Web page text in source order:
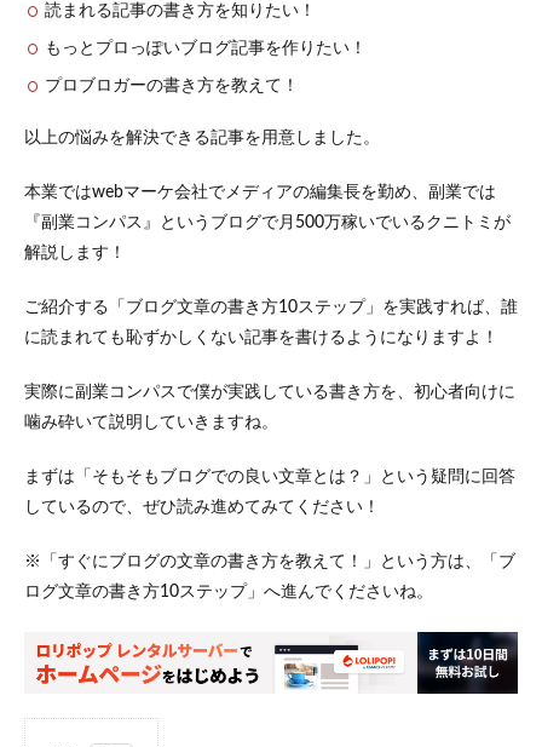
読まれる記事の書き方を知りたい！
もっとプロっぽいブログ記事を作りたい！
プロブロガーの書き方を教えて！
以上の悩みを解決できる記事を用意しました。
本業ではwebマーケ会社でメディアの編集長を勤め、副業では
『副業コンパス』というブログで月500万稼いでいるクニトミが
解説します！
ご紹介する「ブログ文章の書き方10ステップ」を実践すれば、誰
に読まれても恥ずかしくない記事を書けるようになりますよ！
実際に副業コンパスで僕が実践している書き方を、初心者向けに
噛み砕いて説明していきますね。
まずは「そもそもブログでの良い文章とは？」という疑問に回答
しているので、ぜひ読み進めてみてください！
※「すぐにブログの文章の書き方を教えて！」という方は、「ブ
ログ文章の書き方10ステップ」へ進んでくださいね。